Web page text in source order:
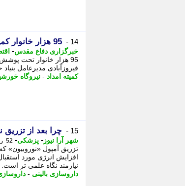
14 - 95 هزار خانوار کمیته امداد به نیروگاه خورشیدی مجهز می شوند
خبرگزاری دفاع مقدس-
95 هزار خانوار تحت
فیروزآبادی مدیرعامل
کمیته امداد - نیروگاه
15 - چرا بعد از
شهر آرا نیوز - پزشکی- 52 روز پیش - دوشنبه 25 خرداد 1405، 14:02
تزریق آمپول «نوروبیون»
افزایش انرژی مورد
نیازمند نگاه علمی تر است.
داروسازی بالینی -